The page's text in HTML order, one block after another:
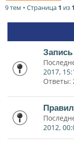
9 тем • Страница 1 из 1
2017,
Ответы:
2012,